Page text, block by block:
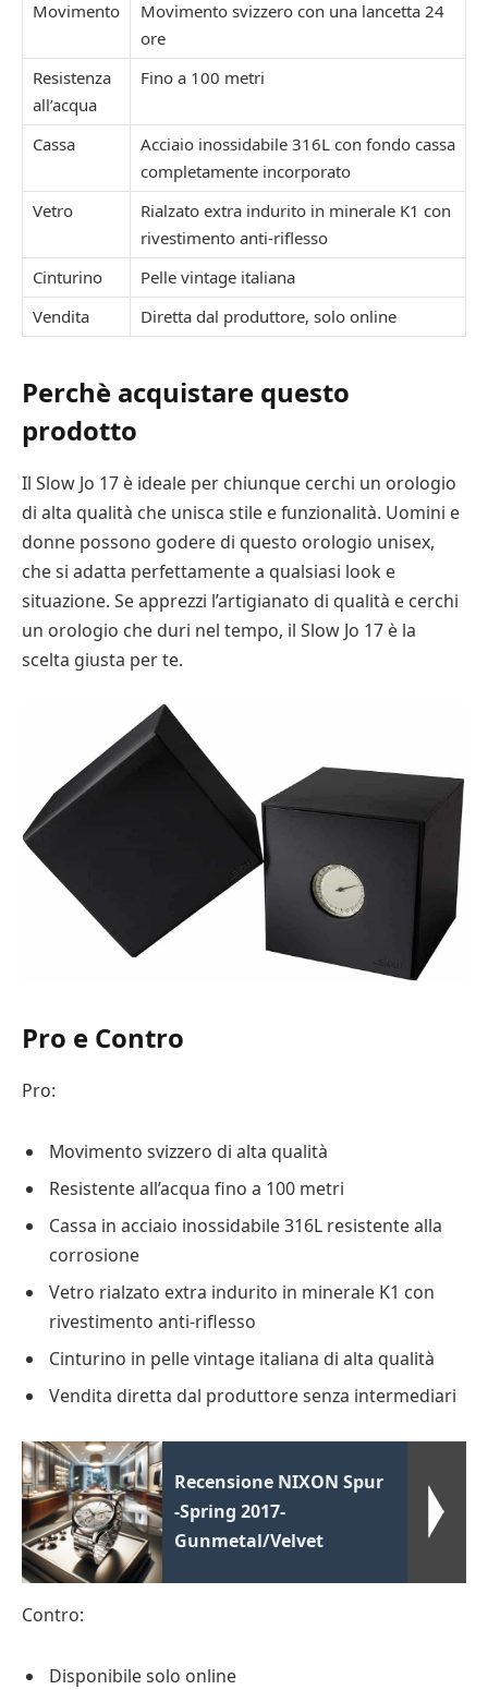
Movimento
Movimento svizzero con una lancetta 24
ore
Resistenza
all’acqua
Fino a 100 metri
Cassa
Acciaio inossidabile 316L con fondo cassa
completamente incorporato
Vetro
Rialzato extra indurito in minerale K1 con
rivestimento anti-riflesso
Cinturino
Pelle vintage italiana
Vendita
Diretta dal produttore, solo online
Perchè acquistare questo
prodotto
Il Slow Jo 17 è ideale per chiunque cerchi un orologio
di alta qualità che unisca stile e funzionalità. Uomini e
donne possono godere di questo orologio unisex,
che si adatta perfettamente a qualsiasi look e
situazione. Se apprezzi l’artigianato di qualità e cerchi
un orologio che duri nel tempo, il Slow Jo 17 è la
scelta giusta per te.
Pro e Contro
Pro:
Movimento svizzero di alta qualità
Resistente all’acqua fino a 100 metri
Cassa in acciaio inossidabile 316L resistente alla
corrosione
Vetro rialzato extra indurito in minerale K1 con
rivestimento anti-riflesso
Cinturino in pelle vintage italiana di alta qualità
Vendita diretta dal produttore senza intermediari
Recensione NIXON Spur
-Spring 2017-
Gunmetal/Velvet
Contro:
Disponibile solo online